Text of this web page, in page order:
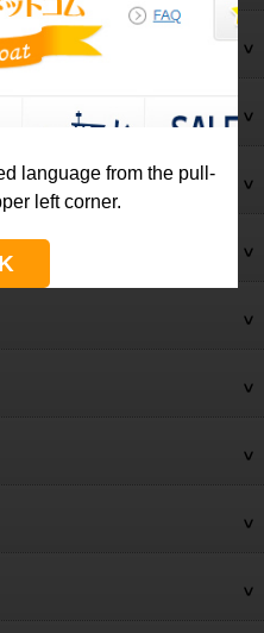
language from the pull-
left corner.